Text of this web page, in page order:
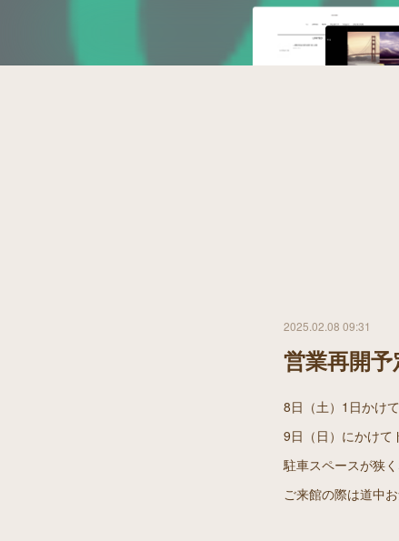
2025.02.08 09:31
営業再開予
8日（土）1日かけ
9日（日）にかけて
駐車スペースが狭
ご来館の際は道中